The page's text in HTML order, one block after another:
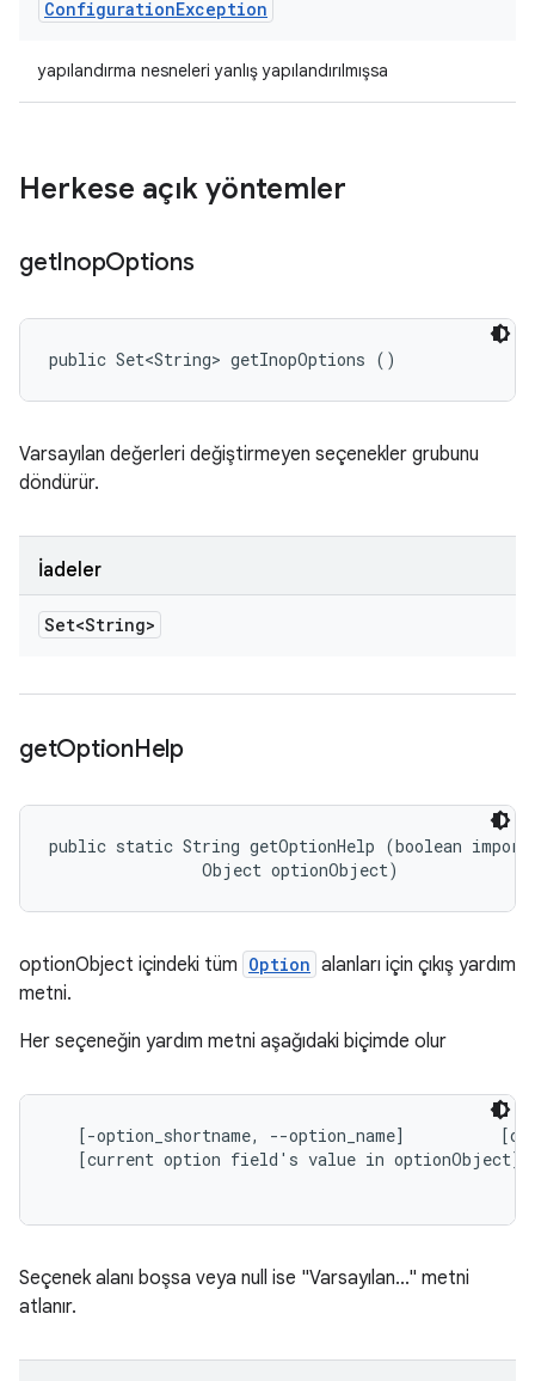
ConfigurationException
yapılandırma nesneleri yanlış yapılandırılmışsa
Herkese açık yöntemler
getInopOptions
public Set<String> getInopOptions ()
Varsayılan değerleri değiştirmeyen seçenekler grubunu
döndürür.
İadeler
Set<String>
getOptionHelp
public static String getOptionHelp (boolean
                Object optionObject)
optionObject içindeki tüm Option alanları için çıkış yardım
metni.
Her seçeneğin yardım metni aşağıdaki biçimde olur
[-option_shortname, --option_name]
   [current option field's value in optionObject]
Seçenek alanı boşsa veya null ise "Varsayılan..." metni
atlanır.